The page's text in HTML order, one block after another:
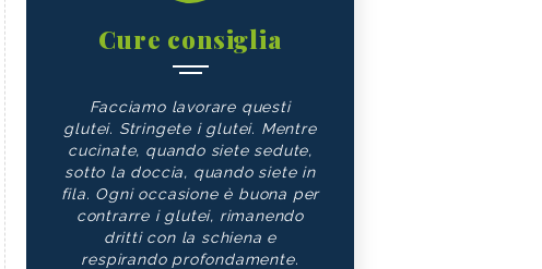
Cure consiglia
Facciamo lavorare questi
glutei. Stringete i glutei. Mentre
cucinate, quando siete sedute,
sotto la doccia, quando siete in
fila. Ogni occasione è buona per
contrarre i glutei, rimanendo
dritti con la schiena e
respirando profondamente.